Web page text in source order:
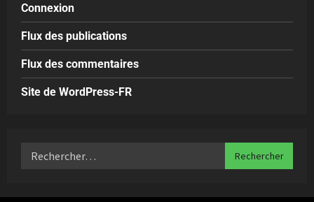
Connexion
Flux des publications
Flux des commentaires
Site de WordPress-FR